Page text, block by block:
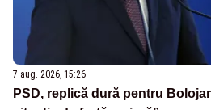
7 aug. 2026, 15:26
PSD, replică dură pentru